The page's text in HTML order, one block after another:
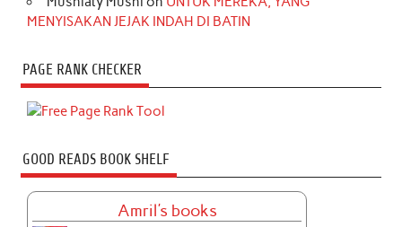
MENYISAKAN JEJAK INDAH DI BATIN
PAGE RANK CHECKER
GOOD READS BOOK SHELF
Amril's books